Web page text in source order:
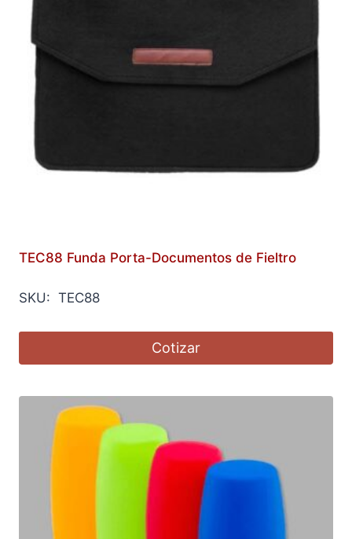
TEC88 Funda Porta-Documentos de Fieltro
SKU: TEC88
Cotizar